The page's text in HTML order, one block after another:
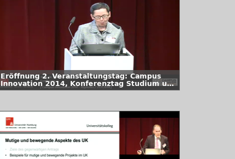
Eröffnung 2. Veranstaltungstag: Campus
Innovation 2014, Konferenztag Studium und
Lehre, Jahrestagung des Universitätskollegs